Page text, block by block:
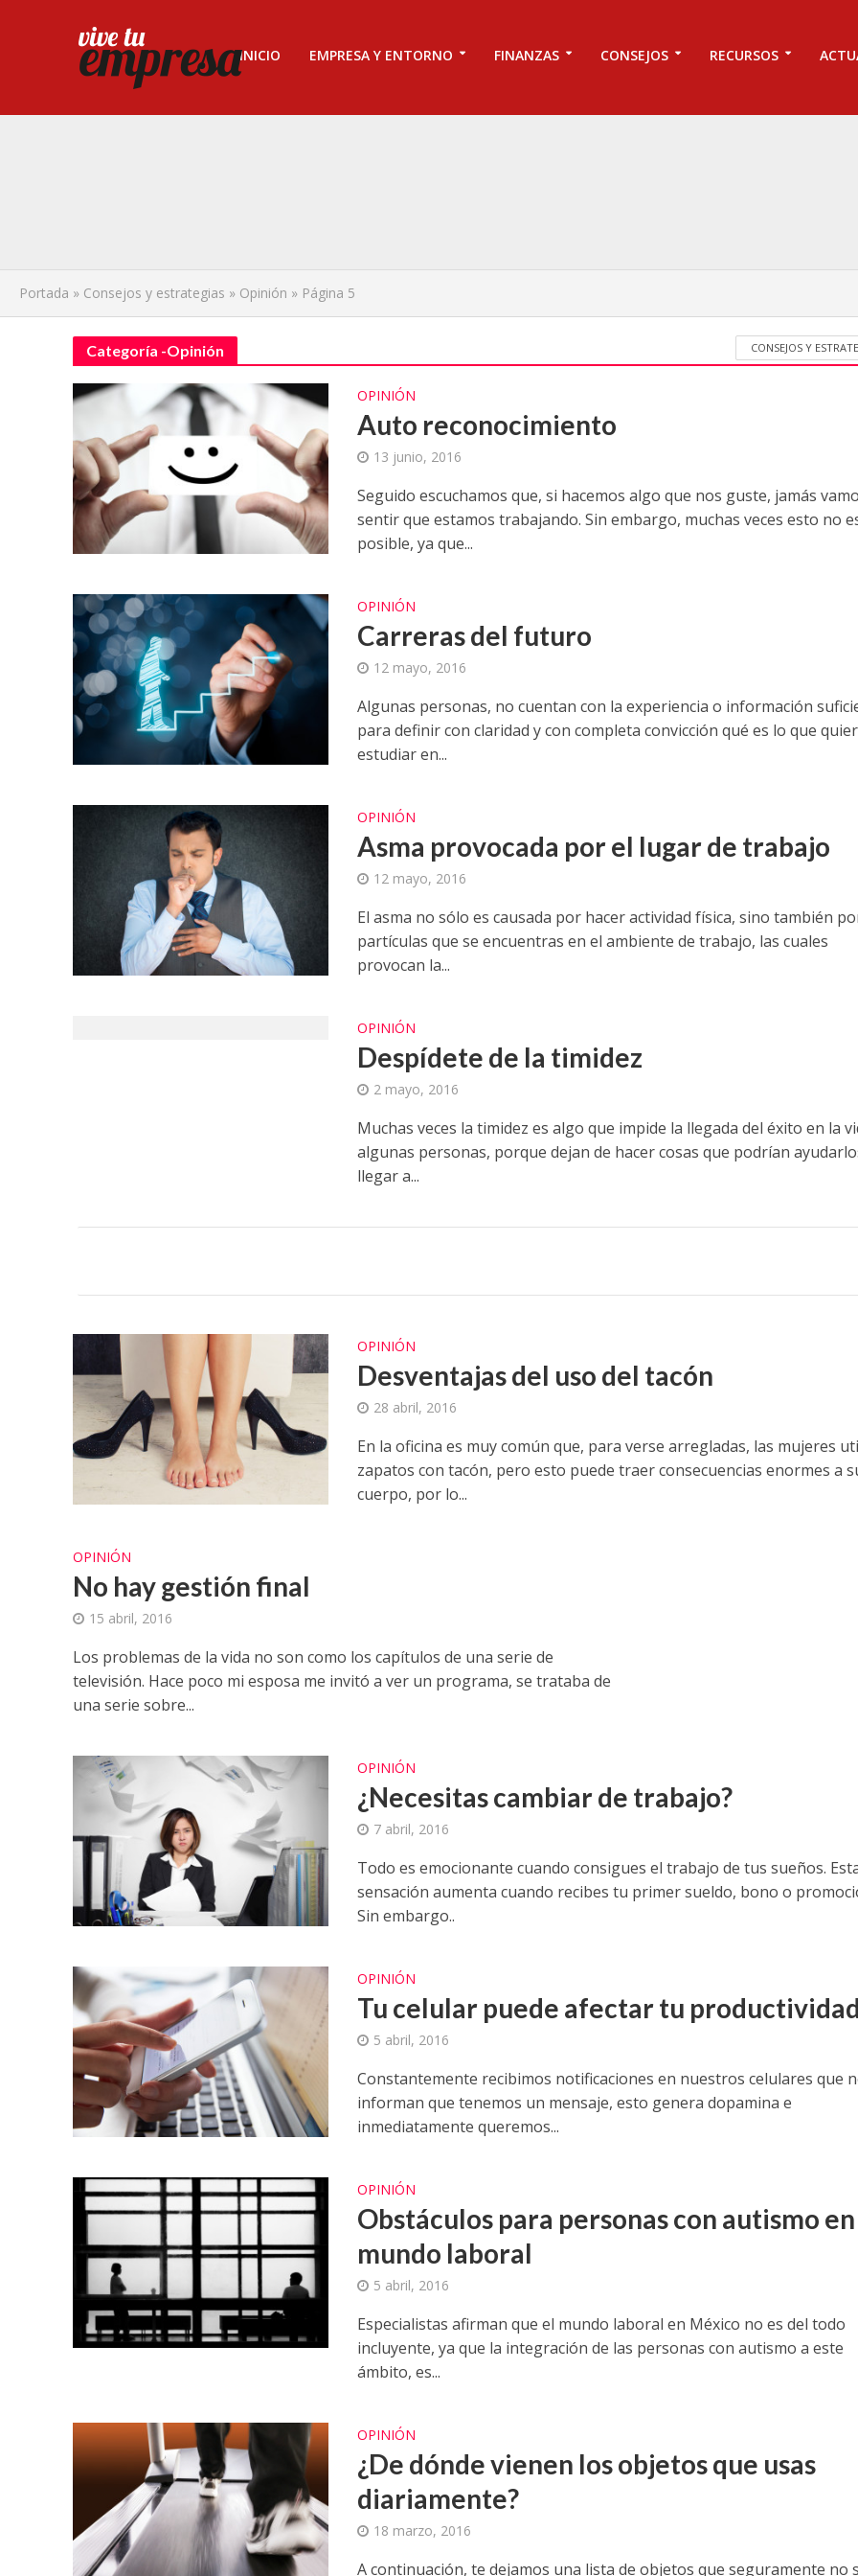
INICIO EMPRESA Y ENTORNO FINANZAS CONSEJOS RECURSOS
Portada » Consejos y estrategias » Opinión » Página 5
Categoría -Opinión CONSEJOS Y
OPINIÓN
Auto reconocimiento
13 junio, 2016
Seguido escuchamos que, si hacemos algo que nos guste, jamás
sentir que estamos trabajando. Sin embargo, muchas veces esto no
posible, ya que...
OPINIÓN
Carreras del futuro
12 mayo, 2016
Algunas personas, no cuentan con la experiencia o información
para definir con claridad y con completa convicción qué es lo que
estudiar en...
OPINIÓN
Asma provocada por el lugar de trabajo
12 mayo, 2016
El asma no sólo es causada por hacer actividad física, sino también
partículas que se encuentras en el ambiente de trabajo, las cuales
provocan la...
OPINIÓN
Despídete de la timidez
2 mayo, 2016
Muchas veces la timidez es algo que impide la llegada del éxito en la
algunas personas, porque dejan de hacer cosas que podrían
llegar a...
OPINIÓN
Desventajas del uso del tacón
28 abril, 2016
En la oficina es muy común que, para verse arregladas, las mujeres
zapatos con tacón, pero esto puede traer consecuencias enormes a
cuerpo, por lo...
OPINIÓN
No hay gestión final
15 abril, 2016
Los problemas de la vida no son como los capítulos de una serie de
televisión. Hace poco mi esposa me invitó a ver un programa, se trataba de
una serie sobre...
OPINIÓN
¿Necesitas cambiar de trabajo?
7 abril, 2016
Todo es emocionante cuando consigues el trabajo de tus sueños.
sensación aumenta cuando recibes tu primer sueldo, bono o
Sin embargo..
OPINIÓN
Tu celular puede afectar tu productividad
5 abril, 2016
Constantemente recibimos notificaciones en nuestros celulares que
informan que tenemos un mensaje, esto genera dopamina e
inmediatamente queremos...
OPINIÓN
Obstáculos para personas con autismo
mundo laboral
5 abril, 2016
Especialistas afirman que el mundo laboral en México no es del todo
incluyente, ya que la integración de las personas con autismo a este
ámbito, es...
OPINIÓN
¿De dónde vienen los objetos que usas
diariamente?
18 marzo, 2016
A continuación, te dejamos una lista de objetos que seguramente no